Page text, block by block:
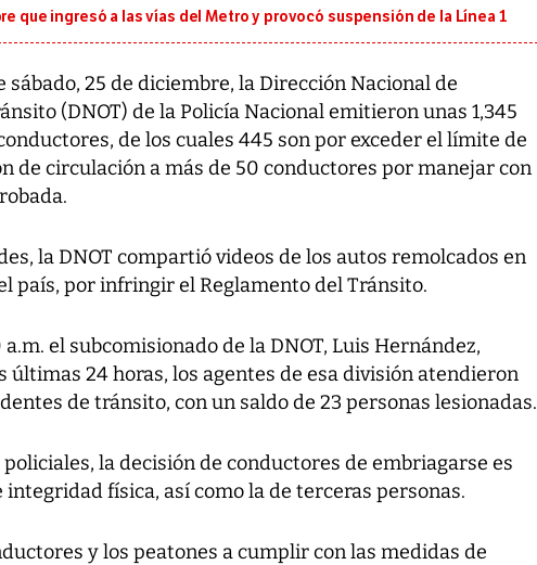
que ingresó a las vías del Metro y provocó suspensión de la Línea 1
sábado, 25 de diciembre, la Dirección Nacional de
(DNOT) de la Policía Nacional emitieron unas 1,345
de los cuales 445 son por exceder el límite de
de circulación a más de 50 conductores por manejar con
la DNOT compartió videos de los autos remolcados en
país, por infringir el Reglamento del Tránsito.
el subcomisionado de la DNOT, Luis Hernández,
últimas 24 horas, los agentes de esa división atendieron
de tránsito, con un saldo de 23 personas lesionadas.
policiales, la decisión de conductores de embriagarse es
integridad física, así como la de terceras personas.
y los peatones a cumplir con las medidas de